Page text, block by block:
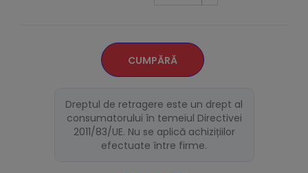
CUMPĂRĂ
Dreptul de retragere este un drept al
consumatorului în temeiul Directivei
2011/83/UE. Nu se aplică achizițiilor
efectuate între firme.